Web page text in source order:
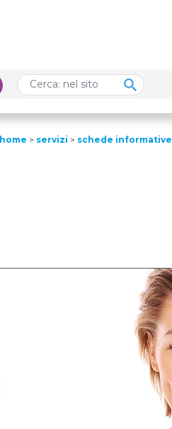
home > servizi > schede informative